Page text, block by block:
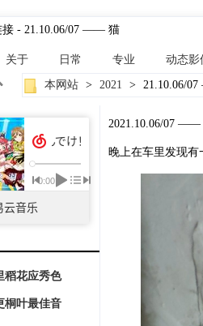
接 - 21.10.06/07 —— 猫
关于 日常 专业 动态影
本网站 > 2021 > 21.10.06/
稻花应秀色
桐叶最佳音
2021.10.06/07 ——
晚上在车里发现有